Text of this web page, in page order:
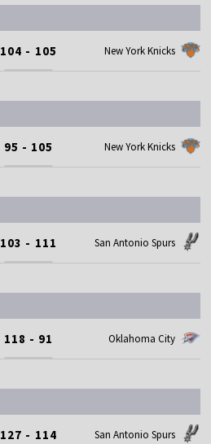
104 - 105 New York Knicks
95 - 105 New York Knicks
103 - 111 San Antonio Spurs
118 - 91 Oklahoma City
127 - 114 San Antonio Spurs